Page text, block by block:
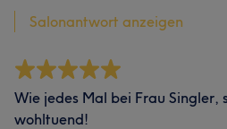
Salonantwort anzeigen
Wie jedes Mal bei Frau Singler,
wohltuend!